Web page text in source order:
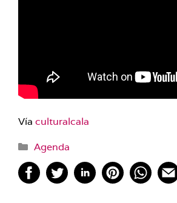
Vía culturalcala
Categorías
Agenda